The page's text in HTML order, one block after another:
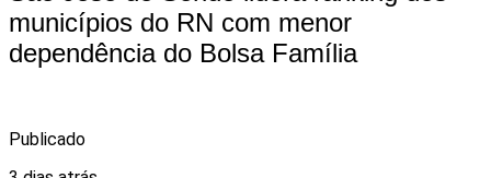
municípios do RN com menor
dependência do Bolsa Família
Publicado